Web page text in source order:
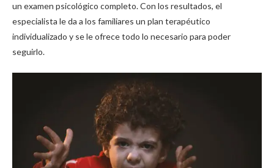
un examen psicológico completo. Con los resultados, el
especialista le da a los familiares un plan terapéutico
individualizado y se le ofrece todo lo necesario para poder
seguirlo.